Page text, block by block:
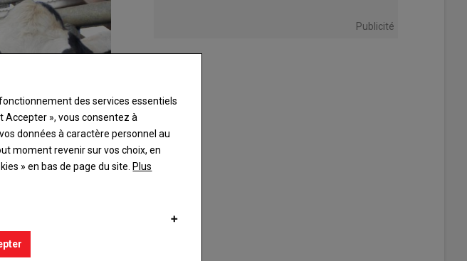
Publicité
des services essentiels
Accepter », vous consentez à
données à caractère personnel au
moment revenir sur vos choix, en
» en bas de page du site.Plus